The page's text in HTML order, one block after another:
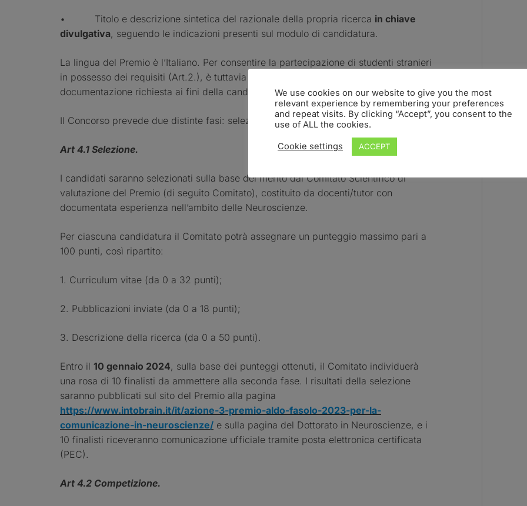
• Titolo e descrizione sintetica del razionale della propria ricerca in chiave
divulgativa, seguendo le indicazioni presenti sul modulo di candidatura.
La lingua del Premio è l’Italiano. Per consentire la partecipazione di studenti stranieri
in possesso dei requisiti (Art.2.), è tuttavia ammessa la presentazione della
documentazione richiesta ai fini della candidatura in inglese.
Il Concorso prevede due distinte fasi: selezione e competizione.
Art 4.1 Selezione.
I candidati saranno selezionati sulla base del merito dal Comitato Scientifico di
valutazione del Premio (di seguito Comitato), costituito da docenti/tutor con
documentata esperienza nell’ambito delle Neuroscienze.
Per ciascuna candidatura il Comitato potrà assegnare un punteggio massimo pari a
100 punti, così ripartito:
1. Curriculum vitae (da 0 a 32 punti);
2. Pubblicazioni inviate (da 0 a 18 punti);
3. Descrizione della ricerca (da 0 a 50 punti).
Entro il 10 gennaio 2024, sulla base dei punteggi ottenuti, il Comitato individuerà
una rosa di 10 finalisti da ammettere alla seconda fase. I risultati della selezione
saranno pubblicati sul sito del Premio alla pagina
https://www.intobrain.it/it/azione-3-premio-aldo-fasolo-2023-per-la-
comunicazione-in-neuroscienze/ e sulla pagina del Dottorato in Neuroscienze, e i
10 finalisti riceveranno comunicazione ufficiale tramite posta elettronica certificata
(PEC).
Art 4.2 Competizione.
We use cookies on our website to give you the most
relevant experience by remembering your preferences
and repeat visits. By clicking “Accept”, you consent to the
use of ALL the cookies.
Cookie settings ACCEPT